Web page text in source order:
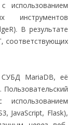
использованием
инструментов
В результате
соответствующих
СУБД MariaDB, её
Пользовательский
JavaScript, Flask),